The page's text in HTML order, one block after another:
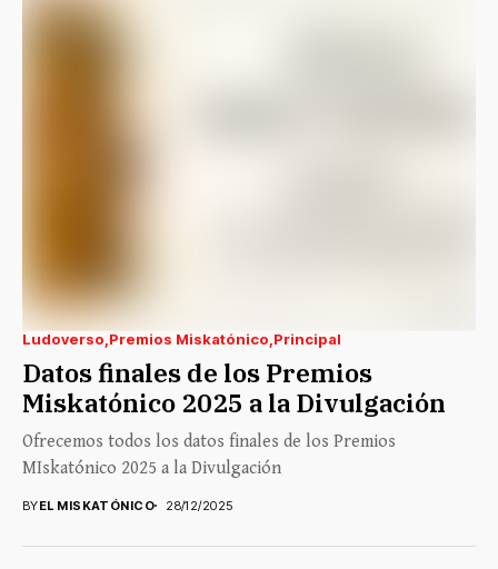
Ludoverso Premios Miskatónico Principal
Datos finales de los Premios
Miskatónico 2025 a la Divulgación
Ofrecemos todos los datos finales de los Premios
MIskatónico 2025 a la Divulgación
BYEL MISKATÓNICO 28/12/2025